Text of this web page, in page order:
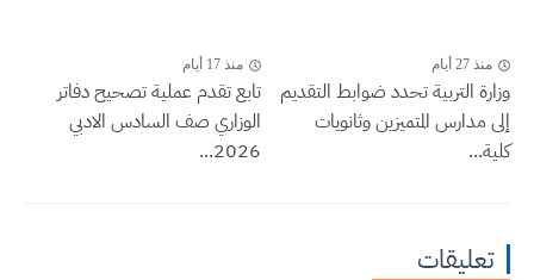
منذ 27 أيام
وزارة التربية تحدد ضوابط التقديم
إلى مدارس المتميزين وثانويات
كلية...
منذ 17 أيام
تابع تقدم عملية تصحيح دفاتر
الوزاري صف السادس الادبي
2026...
تعليقات